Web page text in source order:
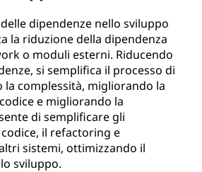
dipendenze nello sviluppo
la riduzione della dipendenza
o moduli esterni. Riducendo
si semplifica il processo di
complessità, migliorando la
e migliorando la
di semplificare gli
il refactoring e
sistemi, ottimizzando il
sviluppo.